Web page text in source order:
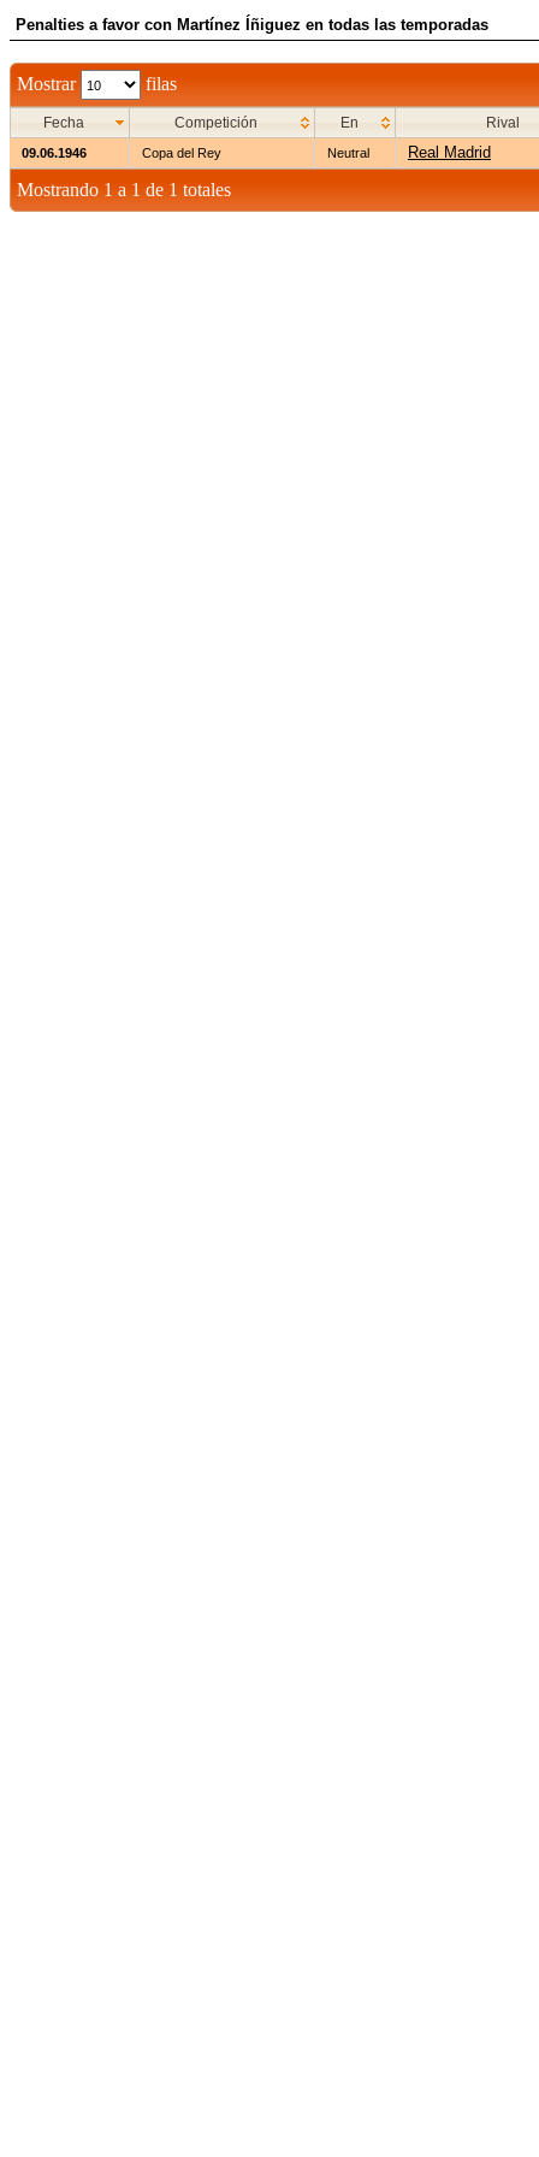
Penalties a favor con Martínez Íñiguez en todas las temporadas
Mostrar filas
Fecha Competición En Rival
09.06.1946 Copa del Rey Neutral Real Madrid
Mostrando 1 a 1 de 1 totales